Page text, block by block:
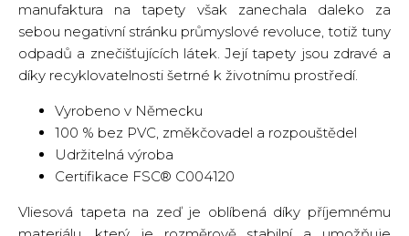
manufaktura na tapety však zanechala daleko za
sebou negativní stránku průmyslové revoluce, totiž tuny
odpadů a znečišťujících látek. Její tapety jsou zdravé a
díky recyklovatelnosti šetrné k životnímu prostředí.
Vyrobeno v Německu
100 % bez PVC, změkčovadel a rozpouštědel
Udržitelná výroba
Certifikace FSC® C004120
Vliesová tapeta na zeď je oblíbená díky příjemnému